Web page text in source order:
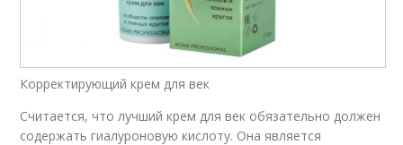
Корректирующий крем для век
Считается, что лучший крем для век обязательно должен
содержать гиалуроновую кислоту. Она является